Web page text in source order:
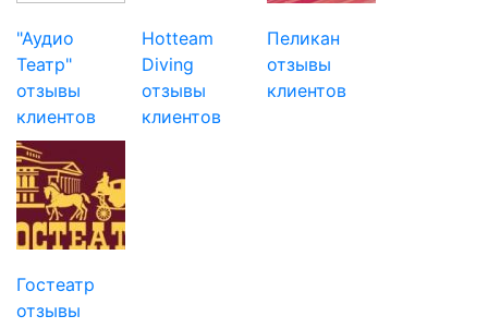
"Аудио
Театр"
отзывы
клиентов
Hotteam
Diving
отзывы
клиентов
Пеликан
отзывы
клиентов
Гостеатр
отзывы